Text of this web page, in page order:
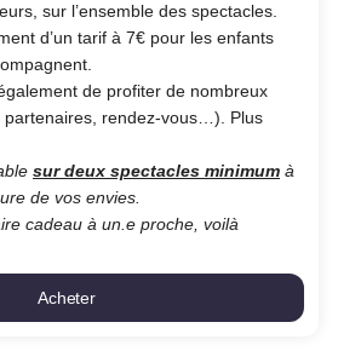
sur l’ensemble des spectacles.
d’un tarif à 7€ pour les enfants
de profiter de nombreux
partenaires, rendez-vous…). Plus
sur deux spectacles minimum à
de vos envies.
cadeau à un.e proche, voilà
Acheter